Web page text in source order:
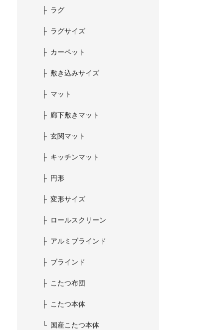
ラグ
ラグサイズ
カーペット
敷き込みサイズ
マット
廊下敷きマット
玄関マット
キッチンマット
円形
変形サイズ
ロールスクリーン
アルミブラインド
ブラインド
こたつ布団
こたつ本体
国産こたつ本体